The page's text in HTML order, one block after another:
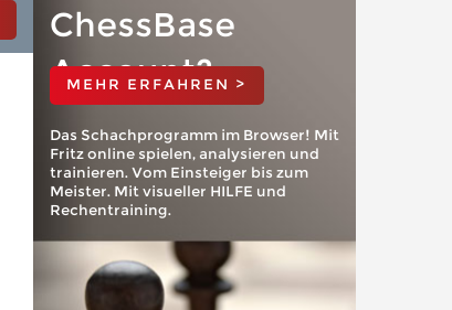
ChessBase
Account?
MEHR ERFAHREN >
Das Schachprogramm im Browser! Mit
Fritz online spielen, analysieren und
trainieren. Vom Einsteiger bis zum
Meister. Mit visueller HILFE und
Rechentraining.